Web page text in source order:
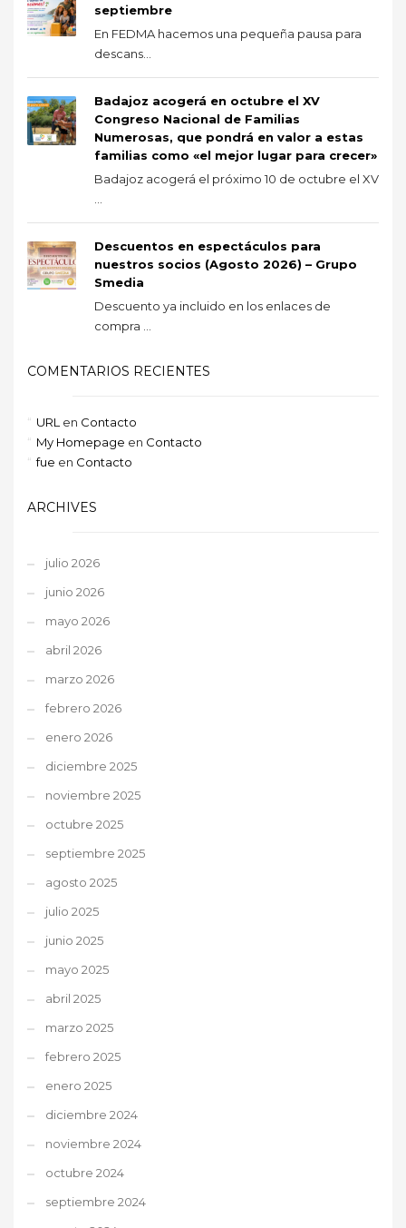
septiembre
En FEDMA hacemos una pequeña pausa para
descans...
Badajoz acogerá en octubre el XV
Congreso Nacional de Familias
Numerosas, que pondrá en valor a estas
familias como «el mejor lugar para crecer»
Badajoz acogerá el próximo 10 de octubre el XV
Descuentos en espectáculos para
nuestros socios (Agosto 2026) – Grupo
Smedia
Descuento ya incluido en los enlaces de
compra ...
COMENTARIOS RECIENTES
URL en Contacto
My Homepage en Contacto
fue en Contacto
ARCHIVES
julio 2026
junio 2026
mayo 2026
abril 2026
marzo 2026
febrero 2026
enero 2026
diciembre 2025
noviembre 2025
octubre 2025
septiembre 2025
agosto 2025
julio 2025
junio 2025
mayo 2025
abril 2025
marzo 2025
febrero 2025
enero 2025
diciembre 2024
noviembre 2024
octubre 2024
septiembre 2024